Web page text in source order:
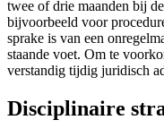
twee of drie maanden bij
bijvoorbeeld voor
sprake is van een
staande voet. Om te
verstandig tijdig juridisch
Disciplinaire